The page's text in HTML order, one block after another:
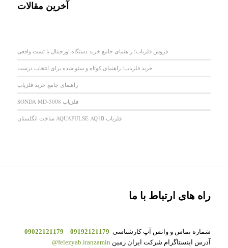
آخرین مقالات
فروش فلزیاب؛ راهنمای جامع خرید دستگاه اورجینال با تست واقعی
خرید فلزیاب؛ راهنمای کوتاه و سئو شده برای انتخاب درست
راهنمای جامع خرید فلزیاب
فلزیاب SONDA MD-5008
فلزیاب AQUAPULSE AQ1B ساخت انگلستان
راه های ارتباط با ما
شماره تماس و واتس آپ کارشناسی 09192121179
-
09022121179
آدرس اینستاگرام شرکت ایران زمین felezyab.iranzamin@